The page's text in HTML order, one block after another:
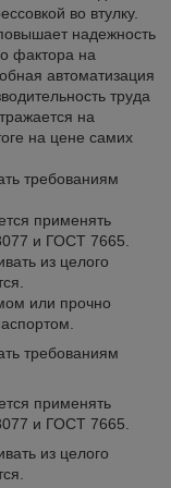
во втулку.
надежность
фактора на
автоматизация
труда
на
на цене самих
требованиям
применять
и ГОСТ 7665.
из целого
или прочно
требованиям
применять
и ГОСТ 7665.
из целого